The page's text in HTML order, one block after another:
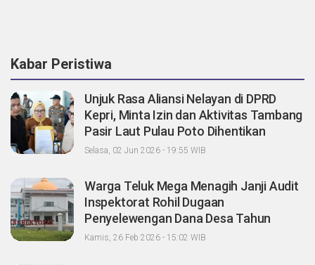
Kabar Peristiwa
Unjuk Rasa Aliansi Nelayan di DPRD
Kepri, Minta Izin dan Aktivitas Tambang
Pasir Laut Pulau Poto Dihentikan
Selasa, 02 Jun 2026 - 19:55 WIB
Warga Teluk Mega Menagih Janji Audit
Inspektorat Rohil Dugaan
Penyelewengan Dana Desa Tahun
2023-2024
Kamis, 26 Feb 2026 - 15:02 WIB